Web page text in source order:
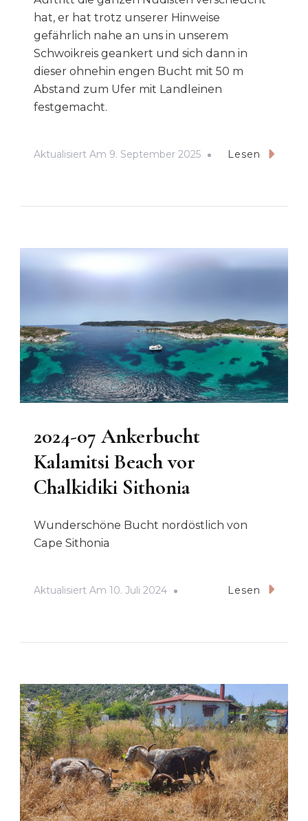
hat, er hat trotz unserer Hinweise
gefährlich nahe an uns in unserem
Schwoikreis geankert und sich dann in
dieser ohnehin engen Bucht mit 50 m
Abstand zum Ufer mit Landleinen
festgemacht.
Aktualisiert Am 9. September 2025 Lesen
2024-07 Ankerbucht
Kalamitsi Beach vor
Chalkidiki Sithonia
Wunderschöne Bucht nordöstlich von
Cape Sithonia
Aktualisiert Am 10. Juli 2024 Lesen